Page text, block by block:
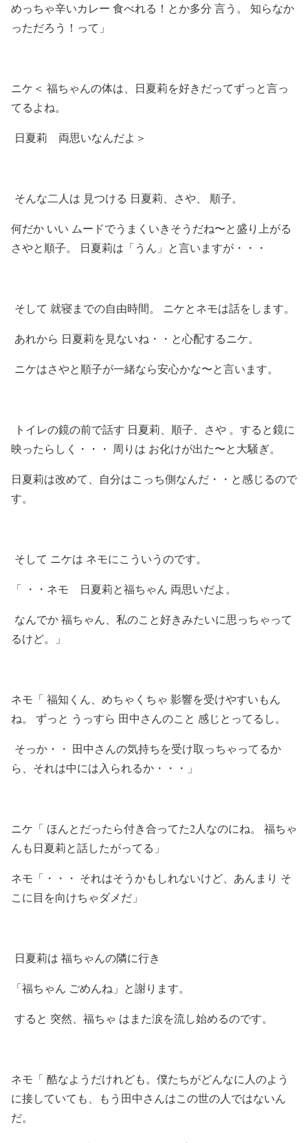
めっちゃ辛いカレー 食べれる！とか多分 言う。 知らなか
っただろう！って」
ニケ＜ 福ちゃんの体は、日夏莉を好きだってずっと言っ
てるよね。
日夏莉 両思いなんだよ＞
そんな二人は 見つける 日夏莉、さや、 順子。
何だか いい ムードでうまくいきそうだね〜と盛り上がる
さやと順子。 日夏莉は「うん」と言いますが・・・
そして 就寝までの自由時間。 ニケとネモは話をします。
あれから 日夏莉を見ないね・・と心配するニケ。
ニケはさやと順子が一緒なら安心かな〜と言います。
トイレの鏡の前で話す 日夏莉、順子、さや 。すると鏡に
映ったらしく・・・ 周りは お化けが出た〜と大騒ぎ。
日夏莉は改めて、自分はこっち側なんだ・・と感じるので
す。
そして ニケは ネモにこういうのです。
「 ・・ネモ 日夏莉と福ちゃん 両思いだよ。
なんでか 福ちゃん、私のこと好きみたいに思っちゃって
るけど。」
ネモ「 福知くん、めちゃくちゃ 影響を受けやすいもん
ね。 ずっと うっすら 田中さんのこと 感じとってるし。
そっか・・ 田中さんの気持ちを受け取っちゃってるか
ら、それは中には入られるか・・・」
ニケ「 ほんとだったら付き合ってた2人なのにね。 福ちゃ
んも日夏莉と話したがってる」
ネモ「・・・ それはそうかもしれないけど、あんまり そ
こに目を向けちゃダメだ」
日夏莉は 福ちゃんの隣に行き
「福ちゃん ごめんね」と謝ります。
すると 突然、福ちゃ はまた涙を流し始めるのです。
ネモ「 酷なようだけれども。僕たちがどんなに人のよう
に接していても、もう田中さんはこの世の人ではないん
だ。